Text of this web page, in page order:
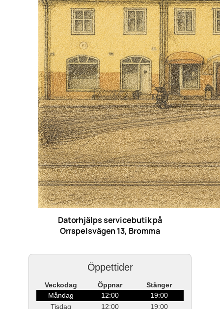
Datorhjälps servicebutik på
Orrspelsvägen 13, Bromma
Öppettider
Veckodag Öppnar
Stänger
Måndag
12:00
19:00
Tisdag
12:00
19:00